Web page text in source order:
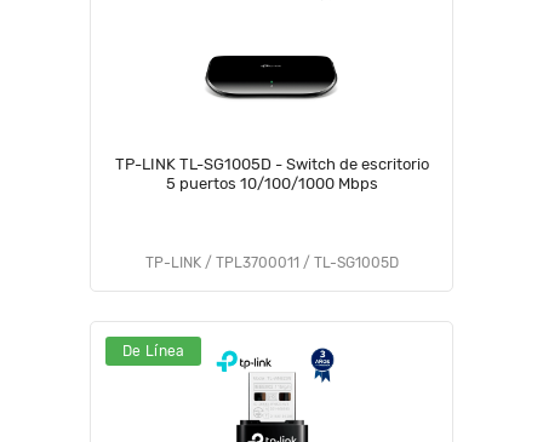
TP-LINK TL-SG1005D - Switch de escritorio
5 puertos 10/100/1000 Mbps
TP-LINK / TPL3700011 / TL-SG1005D
De Línea